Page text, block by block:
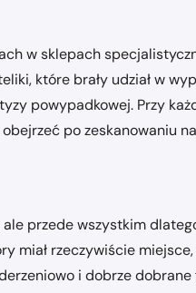
w sklepach
które brały udział w
powypadkowej. Przy
po zeskanowaniu
przede wszystkim
rzeczywiście miejsce,
i dobrze